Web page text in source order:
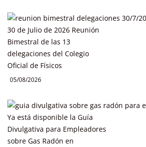
30 de Julio de 2026 Reunión
Bimestral de las 13
delegaciones del Colegio
Oficial de Físicos
05/08/2026
Ya está disponible la Guía
Divulgativa para Empleadores
sobre Gas Radón en